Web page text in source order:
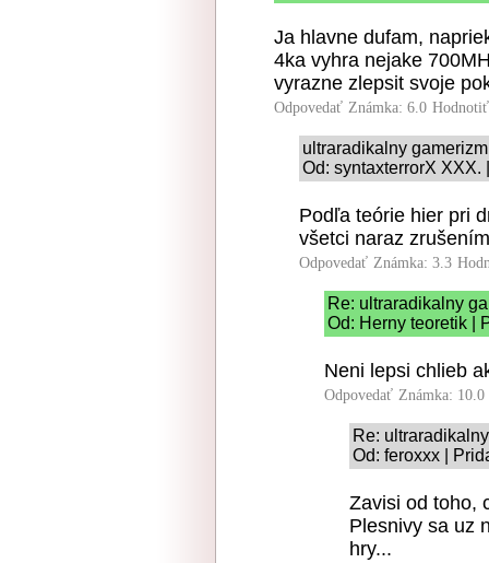
Ja hlavne dufam,
4ka vyhra nejake
vyrazne zlepsit svoje
Odpovedať Známka: 6.0
ultraradikalny
Od: syntaxterrorX XXX.
Podľa teórie hier pri
všetci naraz
Odpovedať Známka: 3.3
Re: ultraradikalny
Od: Herny teoretik |
Neni lepsi chlieb
Odpovedať Známka: 10.0
Re:
Od: feroxxx |
Zavisi od toho,
Plesnivy sa uz
hry...